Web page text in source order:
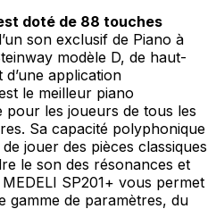
doté de 88 touches
son exclusif de Piano à
modèle D, de haut-
application
le meilleur piano
pour les joueurs de tous les
Sa capacité polyphonique
jouer des pièces classiques
le son des résonances et
SP201+ vous permet
gamme de paramètres, du